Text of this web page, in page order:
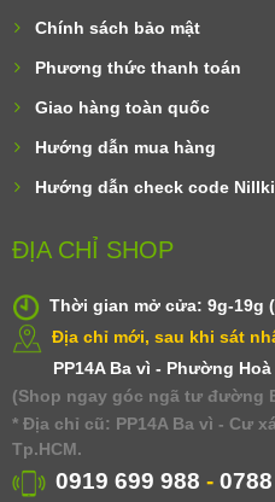
Chính sách bảo mật
Phương thức thanh toán
Giao hàng toàn quốc
Hướng dẫn mua hàng
Hướng dẫn check code
ĐỊA CHỈ SHOP
Thời gian mở cửa: 9g-19g
Địa chỉ mới, sau khi sát
PP14A Ba vì - Phường
(Shop ngay góc ngã tư đường
* Địa chỉ cũ: PP14A Ba vì - Cư
Tp.HCM.
0919 699 988 -